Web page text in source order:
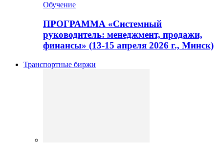
Обучение
ПРОГРАММА «Системный
руководитель: менеджмент, продажи,
финансы» (13-15 апреля 2026 г., Минск)
Транспортные биржи